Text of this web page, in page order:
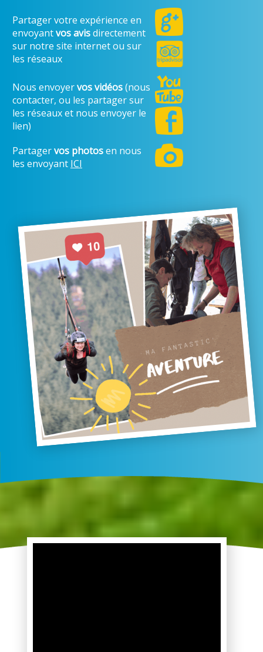
Partager votre expérience en
envoyantvos avisdirectement
sur notre site internet ou sur
les réseaux
Nous envoyervos vidéos(nous
contacter, ou les partager sur
les réseaux et nous envoyer le
lien)
Partagervos photosen nous
les envoyant ICI